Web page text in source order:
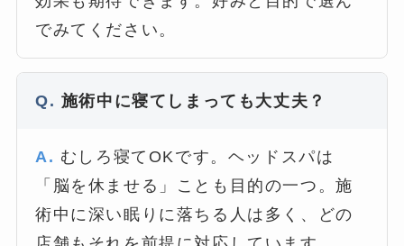
でみてください。
施術中に寝てしまっても大丈夫？
むしろ寝てOKです。ヘッドスパは
「脳を休ませる」ことも目的の一つ。施
術中に深い眠りに落ちる人は多く、どの